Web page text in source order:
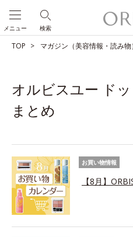
検索
メニュー
TOP マガジン（美容情報・読み物
オルビスユー ド
まとめ
お買い物情報
【8月】